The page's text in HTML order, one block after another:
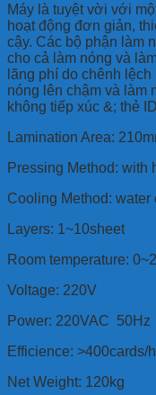
Máy là tuyệt vời với
hoạt động đơn giản,
cậy. Các bộ phận làm
cho cả làm nóng và
lãng phí do chênh
nóng lên chậm và làm
không tiếp xúc &; thẻ
Lamination Area:
Pressing Method: with
Cooling Method:
Layers: 1~10sheet
Room temperature:
Voltage: 220V
Power: 220VAC 50Hz
Efficience: >400cards/h
Net Weight: 120kg